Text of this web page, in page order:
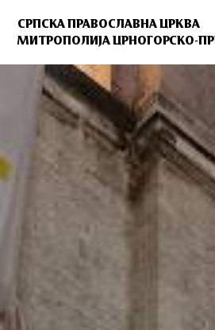
СРПСКА ПРАВОСЛАВНА ЦРКВА
МИТРОПОЛИЈА ЦРНОГОРСКО-